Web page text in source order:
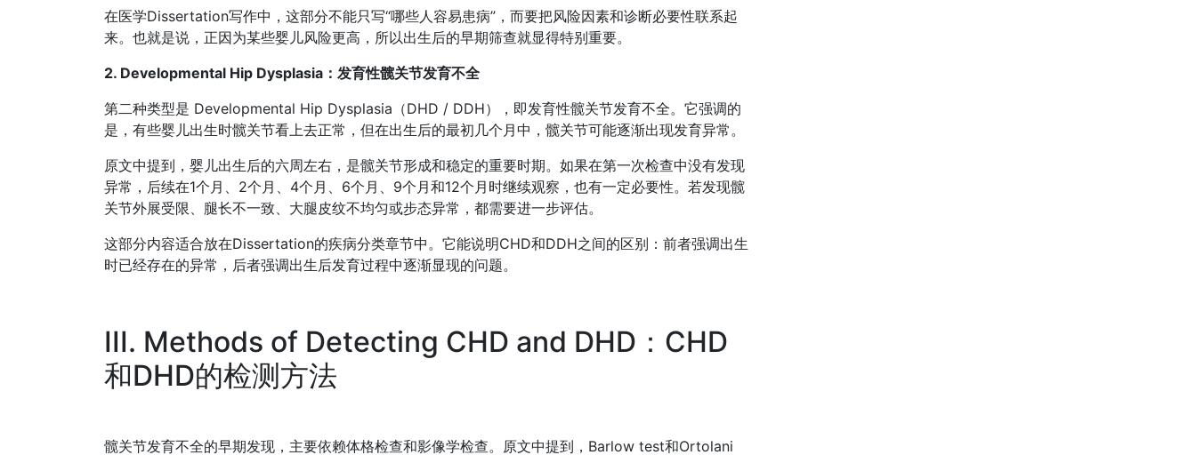
在医学Dissertation写作中，这部分不能只写“哪些人容易患病”，而要把风险因素和诊断必要性联系起
来。也就是说，正因为某些婴儿风险更高，所以出生后的早期筛查就显得特别重要。
2. Developmental Hip Dysplasia：发育性髋关节发育不全
第二种类型是 Developmental Hip Dysplasia（DHD / DDH），即发育性髋关节发育不全。它强调的
是，有些婴儿出生时髋关节看上去正常，但在出生后的最初几个月中，髋关节可能逐渐出现发育异常。
原文中提到，婴儿出生后的六周左右，是髋关节形成和稳定的重要时期。如果在第一次检查中没有发现
异常，后续在1个月、2个月、4个月、6个月、9个月和12个月时继续观察，也有一定必要性。若发现髋
关节外展受限、腿长不一致、大腿皮纹不均匀或步态异常，都需要进一步评估。
这部分内容适合放在Dissertation的疾病分类章节中。它能说明CHD和DDH之间的区别：前者强调出生
时已经存在的异常，后者强调出生后发育过程中逐渐显现的问题。
III. Methods of Detecting CHD and DHD：CHD
和DHD的检测方法
髋关节发育不全的早期发现，主要依赖体格检查和影像学检查。原文中提到，Barlow test和Ortolani